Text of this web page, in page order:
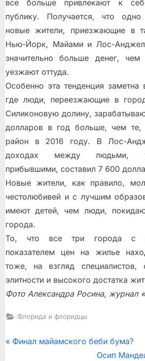
все больше привлекают к
публику. Получается, что одно
новые жители, приезжающие в
Нью-Йорк, Майами и Лос-
значительно больше денег,
уезжают оттуда.
Особенно эта тенденция
где люди, переезжающие в
Силиконовую долину,
долларов в год больше, чем те,
район в 2016 году. В Лос-
доходах между людьми,
прибывшими, составил 7 600
Новые жители, как правило,
честолюбивей и с лучшим
имеют детей, чем люди,
города.
То, что все три города с
показателем цен на жилье
тоже, на взгляд специалистов,
элитности и высокого достатка
Фото Александра Росина, журнал
Флорида и флоридцы
Post
P
Финал майамского беби бума?
N
Осип